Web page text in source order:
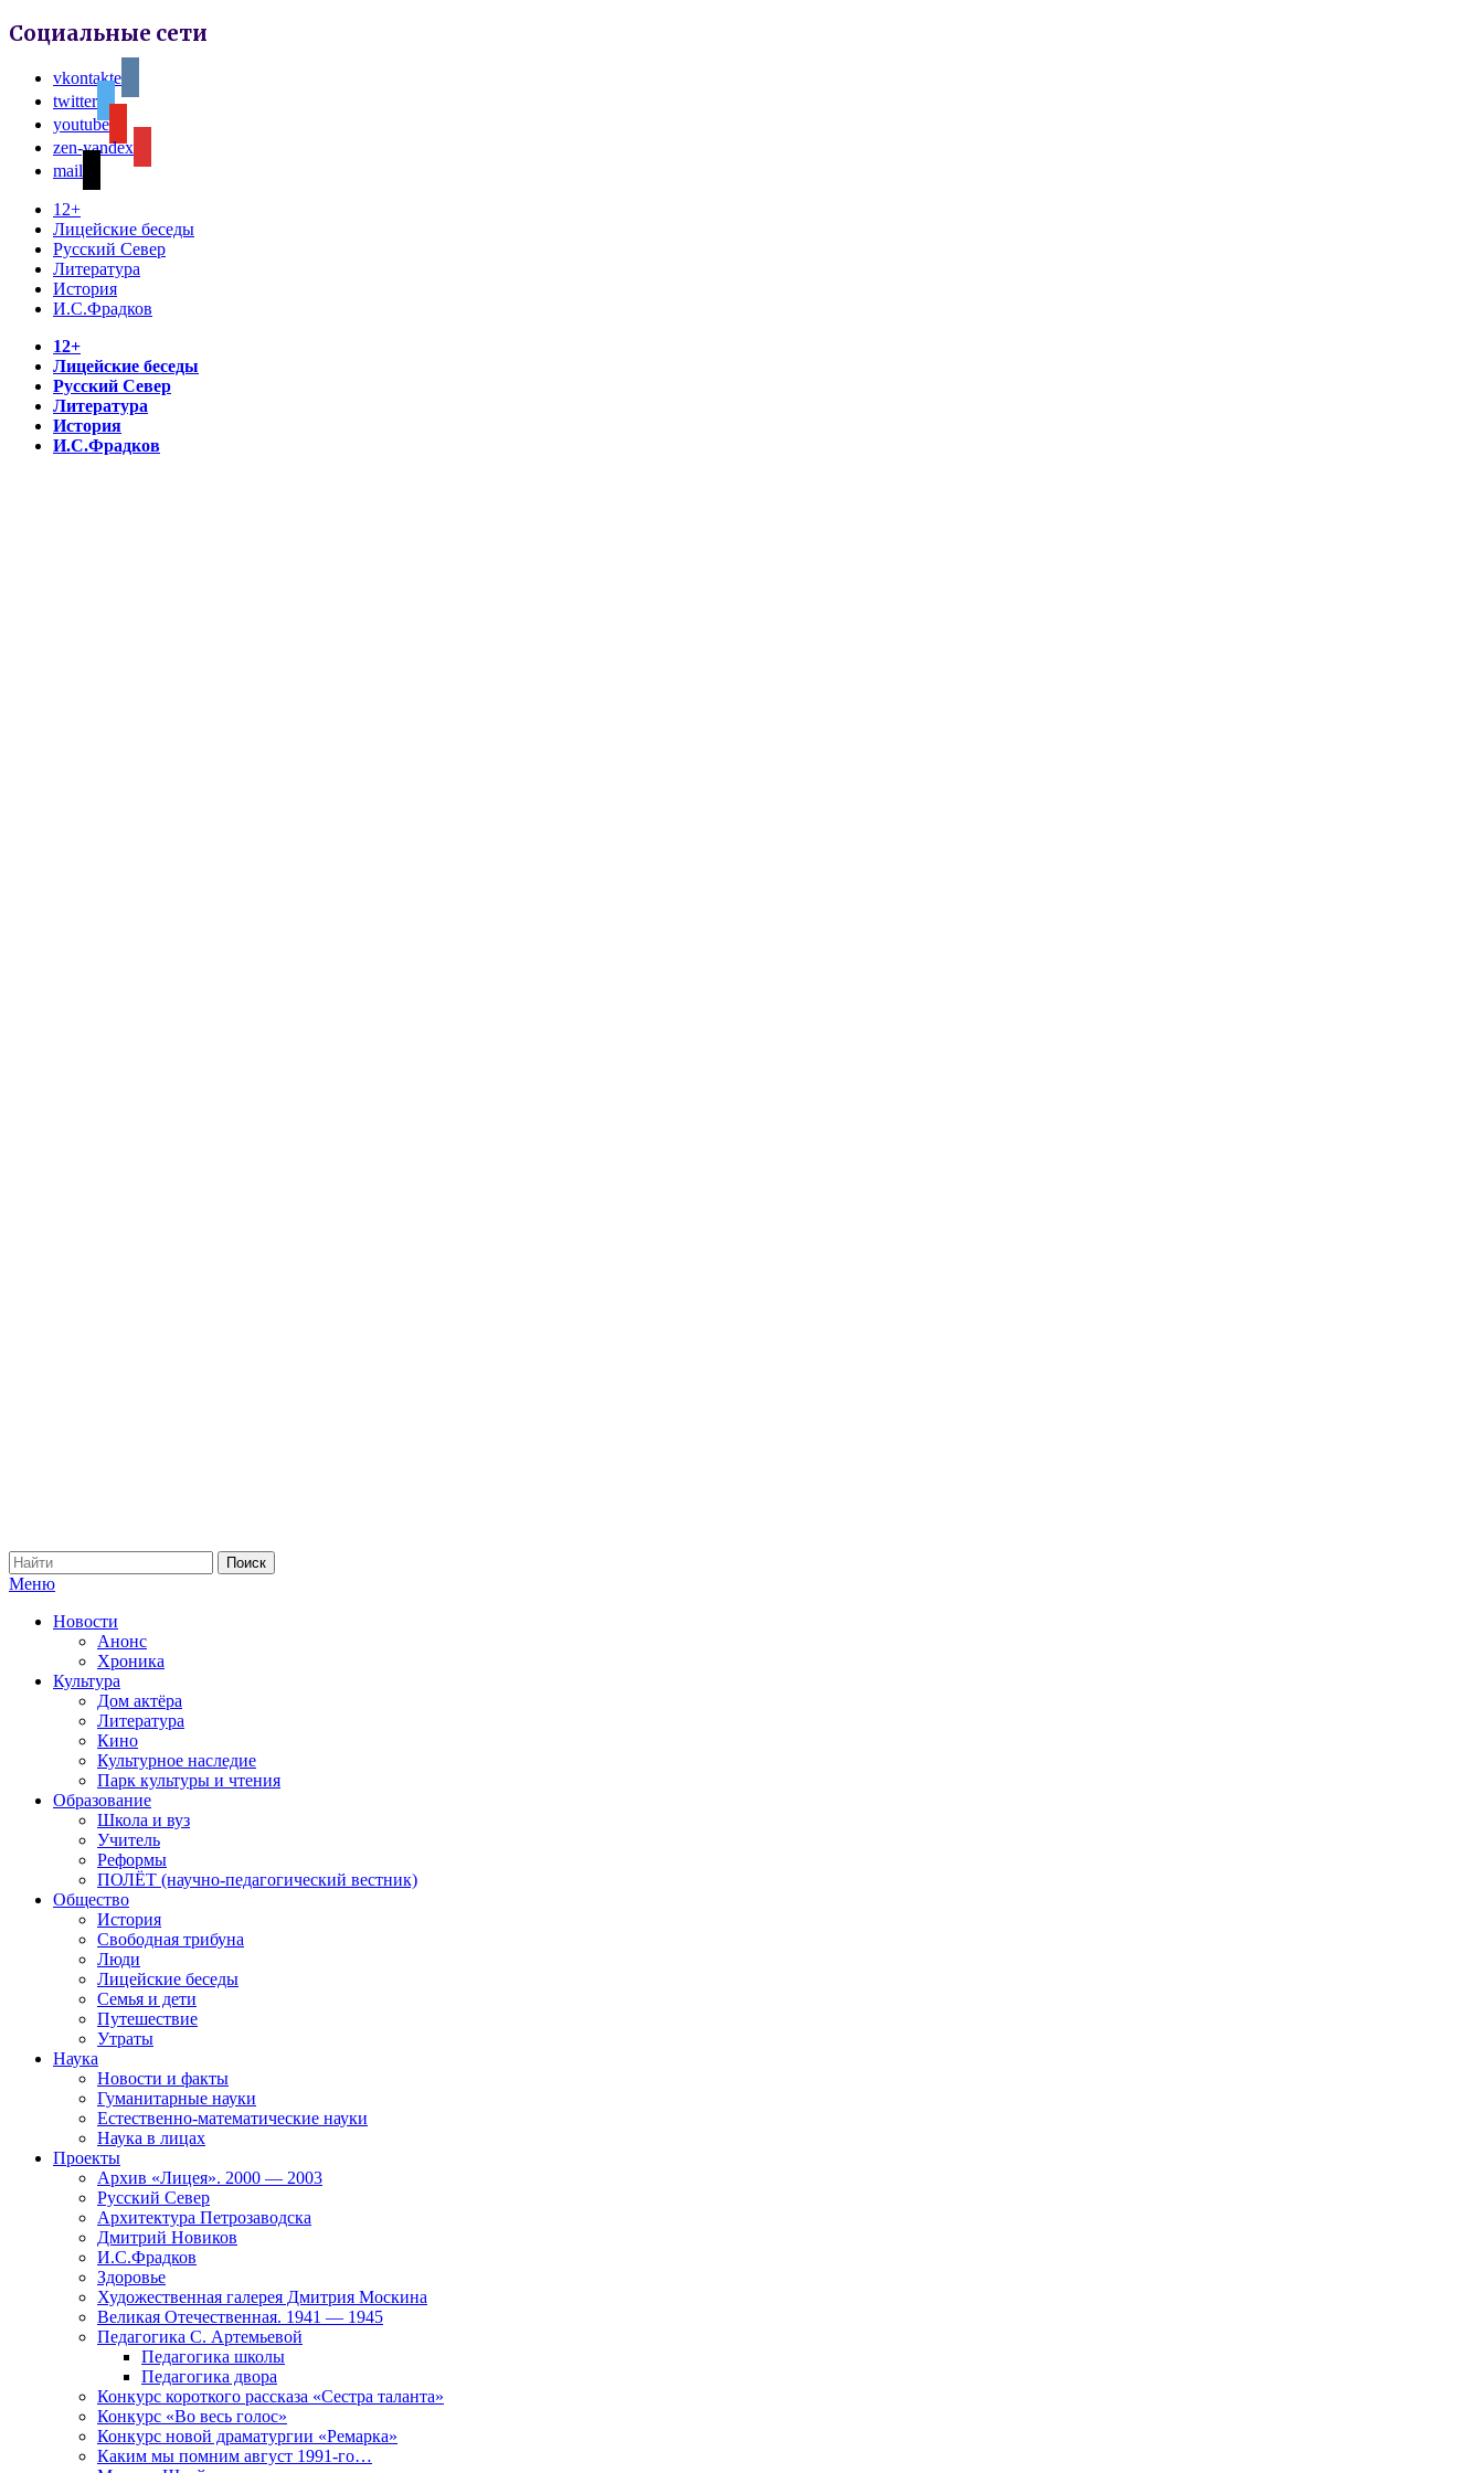
Социальные сети
vkontakte
twitter
youtube
zen-yandex
mail
12+
Лицейские беседы
Русский Север
Литература
История
И.С.Фрадков
12+
Лицейские беседы
Русский Север
Литература
История
И.С.Фрадков
Меню
Новости
Анонс
Хроника
Культура
Дом актёра
Литература
Кино
Культурное наследие
Парк культуры и чтения
Образование
Школа и вуз
Учитель
Реформы
ПОЛЁТ (научно-педагогический вестник)
Общество
История
Свободная трибуна
Люди
Лицейские беседы
Семья и дети
Путешествие
Утраты
Наука
Новости и факты
Гуманитарные науки
Естественно-математические науки
Наука в лицах
Проекты
Архив «Лицея». 2000 — 2003
Русский Север
Архитектура Петрозаводска
Дмитрий Новиков
И.С.Фрадков
Здоровье
Художественная галерея Дмитрия Москина
Великая Отечественная. 1941 — 1945
Педагогика С. Артемьевой
Педагогика школы
Педагогика двора
Конкурс короткого рассказа «Сестра таланта»
Конкурс «Во весь голос»
Конкурс новой драматургии «Ремарка»
Каким мы помним август 1991-го…